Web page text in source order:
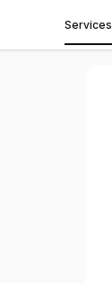
Services